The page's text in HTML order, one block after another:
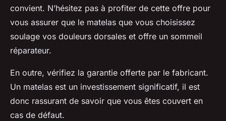
convient. N’hésitez pas à profiter de cette offre pour
vous assurer que le matelas que vous choisissez
soulage vos douleurs dorsales et offre un sommeil
réparateur.
En outre, vérifiez la garantie offerte par le fabricant.
Un matelas est un investissement significatif, il est
donc rassurant de savoir que vous êtes couvert en
cas de défaut.